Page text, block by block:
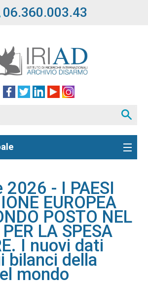
06.360.003.43
2026 - I PAESI
EUROPEA
POSTO NEL
LA SPESA
I nuovi dati
bilanci della
mondo